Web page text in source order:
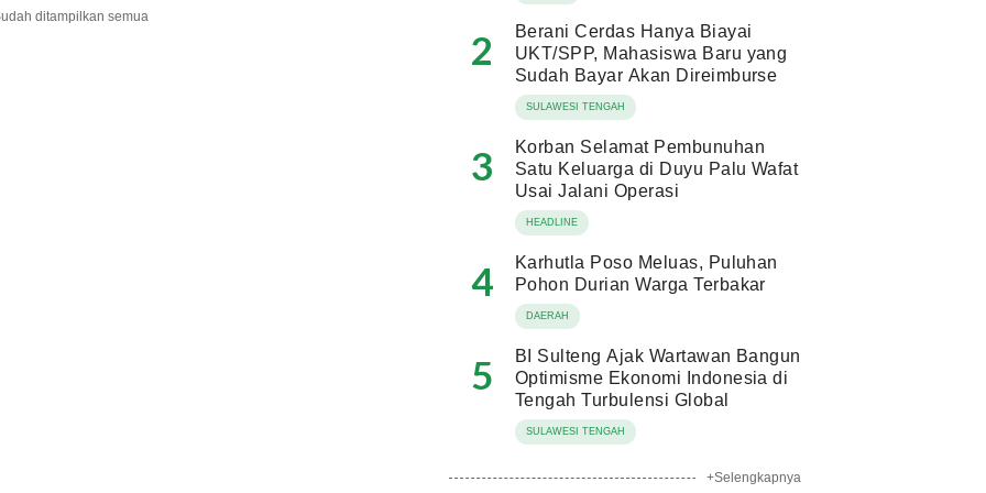
ditampilkan semua
2
Berani Cerdas Hanya Biayai
UKT/SPP, Mahasiswa Baru yang
Sudah Bayar Akan Direimburse
SULAWESI TENGAH
3
Korban Selamat Pembunuhan
Satu Keluarga di Duyu Palu Wafat
Usai Jalani Operasi
HEADLINE
4
Karhutla Poso Meluas, Puluhan
Pohon Durian Warga Terbakar
DAERAH
5
BI Sulteng Ajak Wartawan Bangun
Optimisme Ekonomi Indonesia di
Tengah Turbulensi Global
SULAWESI TENGAH
+Selengkapnya